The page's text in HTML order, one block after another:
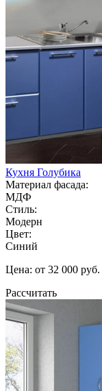
Кухня Голубика
Материал фасада:
МДФ
Стиль:
Модерн
Цвет:
Синий
Цена: от 32 000 руб.
Рассчитать